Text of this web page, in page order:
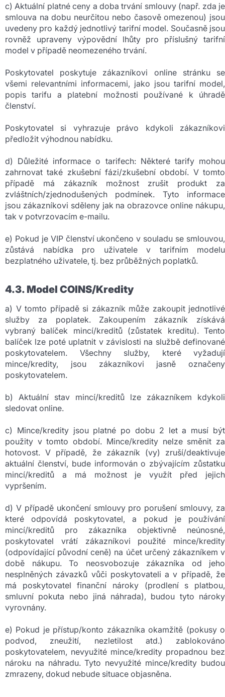
c) Aktuální platné ceny a doba trvání smlouvy (např. zda je
smlouva na dobu neurčitou nebo časově omezenou) jsou
uvedeny pro každý jednotlivý tarifní model. Současně jsou
rovněž upraveny výpovědní lhůty pro příslušný tarifní
model v případě neomezeného trvání.
Poskytovatel poskytuje zákazníkovi online stránku se
všemi relevantními informacemi, jako jsou tarifní model,
popis tarifu a platební možnosti používané k úhradě
členství.
Poskytovatel si vyhrazuje právo kdykoli zákazníkovi
předložit výhodnou nabídku.
d) Důležité informace o tarifech: Některé tarify mohou
zahrnovat také zkušební fázi/zkušební období. V tomto
případě má zákazník možnost zrušit produkt za
zvláštních/zjednodušených podmínek. Tyto informace
jsou zákazníkovi sděleny jak na obrazovce online nákupu,
tak v potvrzovacím e-mailu.
e) Pokud je VIP členství ukončeno v souladu se smlouvou,
zůstává nabídka pro uživatele v tarifním modelu
bezplatného uživatele, tj. bez průběžných poplatků.
4.3. Model COINS/Kredity
a) V tomto případě si zákazník může zakoupit jednotlivé
služby za poplatek. Zakoupením zákazník získává
vybraný balíček mincí/kreditů (zůstatek kreditu). Tento
balíček lze poté uplatnit v závislosti na službě definované
poskytovatelem. Všechny služby, které vyžadují
mince/kredity, jsou zákazníkovi jasně označeny
poskytovatelem.
b) Aktuální stav mincí/kreditů lze zákazníkem kdykoli
sledovat online.
c) Mince/kredity jsou platné po dobu 2 let a musí být
použity v tomto období. Mince/kredity nelze směnit za
hotovost. V případě, že zákazník (vy) zruší/deaktivuje
aktuální členství, bude informován o zbývajícím zůstatku
mincí/kreditů a má možnost je využít před jejich
vypršením.
d) V případě ukončení smlouvy pro porušení smlouvy, za
které odpovídá poskytovatel, a pokud je používání
mincí/kreditů pro zákazníka objektivně neúnosné,
poskytovatel vrátí zákazníkovi použité mince/kredity
(odpovídající původní ceně) na účet určený zákazníkem v
době nákupu. To neosvobozuje zákazníka od jeho
nesplněných závazků vůči poskytovateli a v případě, že
má poskytovatel finanční nároky (prodlení s platbou,
smluvní pokuta nebo jiná náhrada), budou tyto nároky
vyrovnány.
e) Pokud je přístup/konto zákazníka okamžitě (pokusy o
podvod, zneužití, nezletilost atd.) zablokováno
poskytovatelem, nevyužité mince/kredity propadnou bez
nároku na náhradu. Tyto nevyužité mince/kredity budou
zmrazeny, dokud nebude situace objasněna.